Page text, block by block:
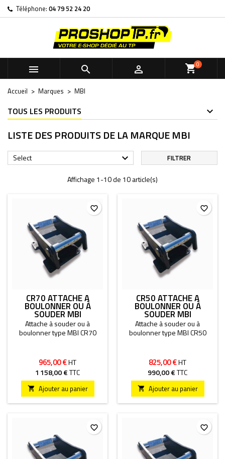
Téléphone: 04 79 52 24 20
   0
Accueil Marques MBI
TOUS LES PRODUITS
LISTE DES PRODUITS DE LA MARQUE MBI
Select  FILTRER
Affichage 1-10 de 10 article(s)
CR70 ATTACHE À
BOULONNER OU À
SOUDER MBI
Attache à souder ou à
boulonner type MBI CR70
965,00 €HT
1 158,00 €TTC
 Ajouter au panier
favorite_border
CR50 ATTACHE À
BOULONNER OU À
SOUDER MBI
Attache à souder ou à
boulonner type MBI CR50
825,00 €HT
990,00 €TTC
 Ajouter au panier
favorite_border
favorite_border favorite_border
Ma liste de souhaits ×
Créer une nouvelle liste
((modalTitle)) ×
((confirmMessage))
((cancelText)) ((modalDeleteText))
Créer une liste d'envies ×
Nom de la liste d'envies
Connexion ×
Vous devez être connecté pour ajouter des produits à votre